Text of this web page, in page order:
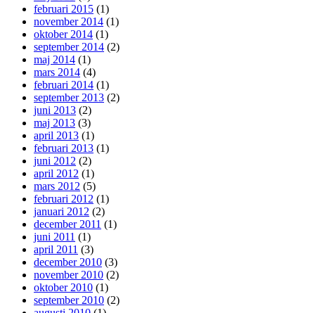
februari 2015 (1)
november 2014 (1)
oktober 2014 (1)
september 2014 (2)
maj 2014 (1)
mars 2014 (4)
februari 2014 (1)
september 2013 (2)
juni 2013 (2)
maj 2013 (3)
april 2013 (1)
februari 2013 (1)
juni 2012 (2)
april 2012 (1)
mars 2012 (5)
februari 2012 (1)
januari 2012 (2)
december 2011 (1)
juni 2011 (1)
april 2011 (3)
december 2010 (3)
november 2010 (2)
oktober 2010 (1)
september 2010 (2)